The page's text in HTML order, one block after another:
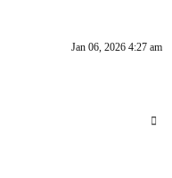
Jan 06, 2026 4:27 am